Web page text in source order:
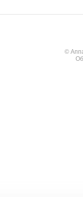
©